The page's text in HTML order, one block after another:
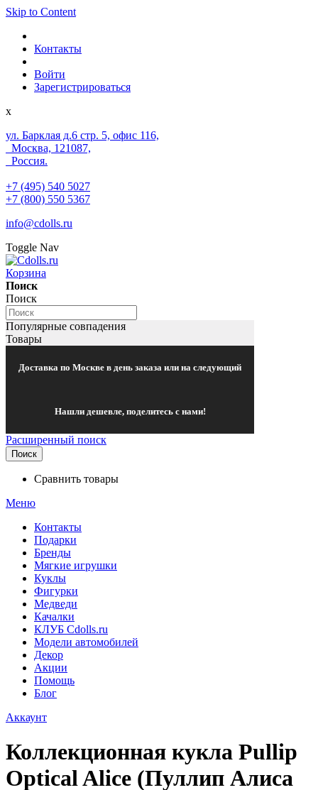
Skip to Content
Контакты
Войти
Зарегистрироваться
x
ул. Барклая д.6 стр. 5, офис 116,
Москва, 121087,
Россия.
+7 (495) 540 5027
+7 (800) 550 5367
info@cdolls.ru
Toggle Nav
Корзина
Поиск
Поиск
Популярные совпадения
Товары
Доставка по Москве в день заказа или на следующий
Нашли дешевле, поделитесь с нами!
Расширенный поиск
Поиск
Сравнить товары
Меню
Контакты
Подарки
Бренды
Мягкие игрушки
Куклы
Фигурки
Медведи
Качалки
КЛУБ Cdolls.ru
Модели автомобилей
Декор
Акции
Помощь
Блог
Аккаунт
Коллекционная кукла Pullip
Optical Alice (Пуллип Алиса